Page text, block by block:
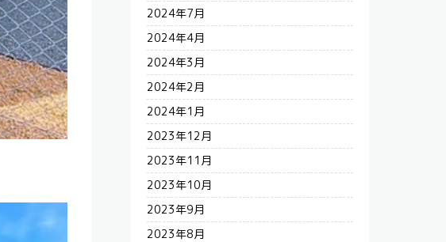
2024年7月
2024年4月
2024年3月
2024年2月
2024年1月
2023年12月
2023年11月
2023年10月
2023年9月
2023年8月